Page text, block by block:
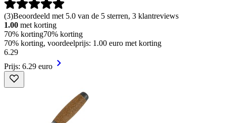
(3)Beoordeeld met 5.0 van de 5 sterren, 3 klantreviews
1.00 met korting
70% korting70% korting
70% korting, voordeelprijs: 1.00 euro met korting
6.29
Prijs: 6.29 euro